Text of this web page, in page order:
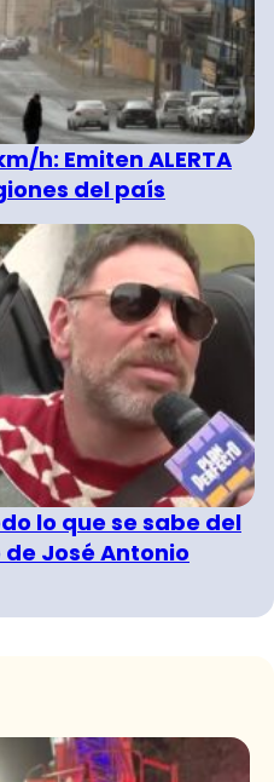
h: Emiten ALERTA
del país
lo que se sabe del
José Antonio